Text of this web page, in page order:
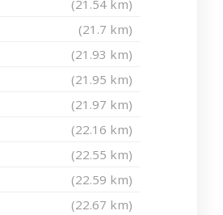
(21.54 km)
(21.7 km)
(21.93 km)
(21.95 km)
(21.97 km)
(22.16 km)
(22.55 km)
(22.59 km)
(22.67 km)